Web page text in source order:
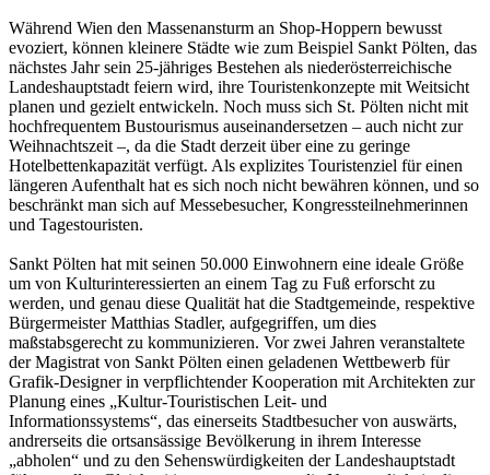
Während Wien den Massenansturm an Shop-Hoppern bewusst
evoziert, können kleinere Städte wie zum Beispiel Sankt Pölten, das
nächstes Jahr sein 25-jähriges Bestehen als niederösterreichische
Landeshauptstadt feiern wird, ihre Touristenkonzepte mit Weitsicht
planen und gezielt entwickeln. Noch muss sich St. Pölten nicht mit
hochfrequentem Bustourismus auseinandersetzen – auch nicht zur
Weihnachtszeit –, da die Stadt derzeit über eine zu geringe
Hotelbettenkapazität verfügt. Als explizites Touristenziel für einen
längeren Aufenthalt hat es sich noch nicht bewähren können, und so
beschränkt man sich auf Messebesucher, Kongressteilnehmerinnen
und Tagestouristen.
Sankt Pölten hat mit seinen 50.000 Einwohnern eine ideale Größe
um von Kulturinteressierten an einem Tag zu Fuß erforscht zu
werden, und genau diese Qualität hat die Stadtgemeinde, respektive
Bürgermeister Matthias Stadler, aufgegriffen, um dies
maßstabsgerecht zu kommunizieren. Vor zwei Jahren veranstaltete
der Magistrat von Sankt Pölten einen geladenen Wettbewerb für
Grafik-Designer in verpflichtender Kooperation mit Architekten zur
Planung eines „Kultur-Touristischen Leit- und
Informationssystems“, das einerseits Stadtbesucher von auswärts,
andrerseits die ortsansässige Bevölkerung in ihrem Interesse
„abholen“ und zu den Sehenswürdigkeiten der Landeshauptstadt